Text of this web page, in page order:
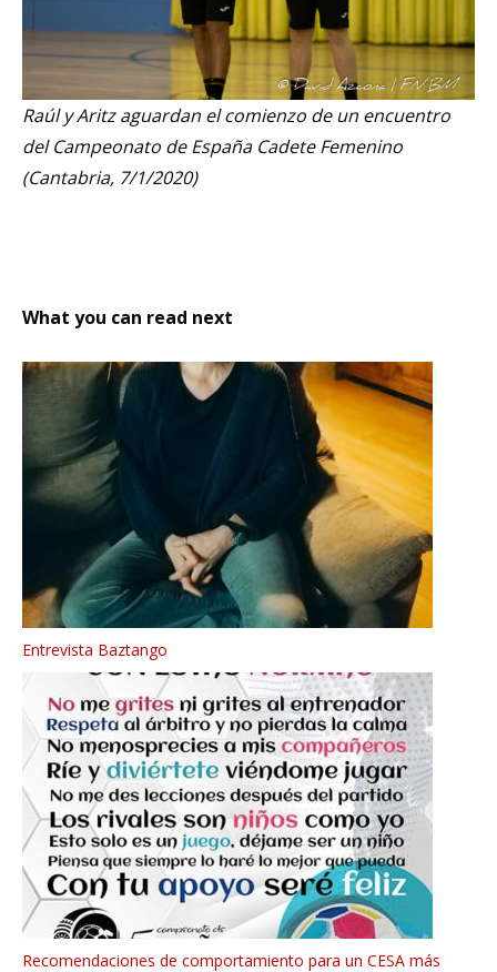
Raúl y Aritz aguardan el comienzo de un encuentro
del Campeonato de España Cadete Femenino
(Cantabria, 7/1/2020)
What you can read next
Entrevista Baztango
Recomendaciones de comportamiento para un CESA más